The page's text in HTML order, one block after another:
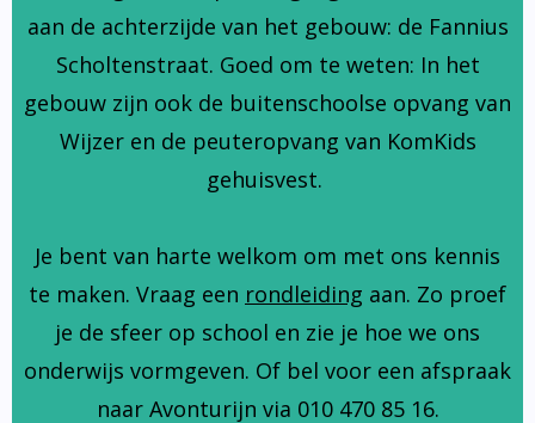
aan de achterzijde van het gebouw: de Fannius
Scholtenstraat. Goed om te weten: In het
gebouw zijn ook de buitenschoolse opvang van
Wijzer en de peuteropvang van KomKids
gehuisvest.
Je bent van harte welkom om met ons kennis
te maken. Vraag een rondleiding aan. Zo proef
je de sfeer op school en zie je hoe we ons
onderwijs vormgeven. Of bel voor een afspraak
naar Avonturijn via 010 470 85 16.